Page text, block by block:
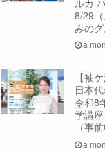
8/29
みのグ
a
【袖
日本
令和8
学講
（事
a